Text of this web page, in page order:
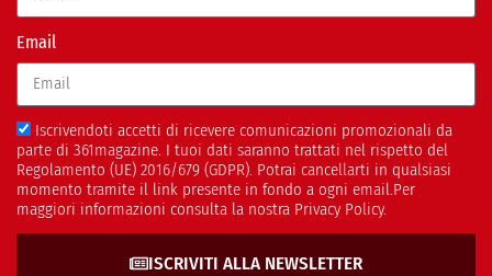
Email
Iscrivendoti accetti di ricevere comunicazioni promozionali da
parte di 361magazine. I tuoi dati saranno trattati nel rispetto del
Regolamento (UE) 2016/679 (GDPR). Potrai cancellarti in qualsiasi
momento tramite il link presente in fondo a ogni email.Per
maggiori informazioni consulta la nostra Privacy Policy.
ISCRIVITI ALLA NEWSLETTER